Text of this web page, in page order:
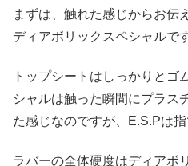
まずは、触れた感じからお伝
ディアボリックスペシャルです
トップシートはしっかりとゴ
シャルは触った瞬間にプラス
た感じなのですが、E.S.Pは
ラバーの全体硬度はディアボ